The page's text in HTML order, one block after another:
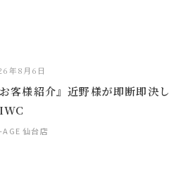
年8月6日
お客様紹介』近野様が即断即決し
AGE 仙台店